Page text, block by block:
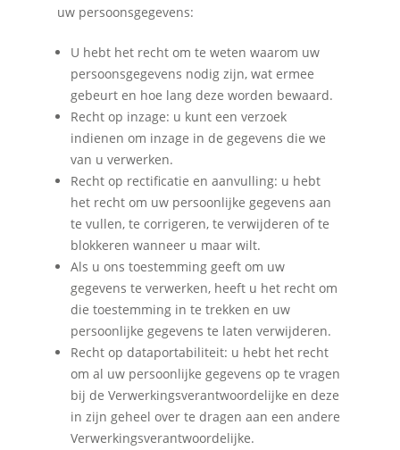
uw persoonsgegevens:
U hebt het recht om te weten waarom uw
persoonsgegevens nodig zijn, wat ermee
gebeurt en hoe lang deze worden bewaard.
Recht op inzage: u kunt een verzoek
indienen om inzage in de gegevens die we
van u verwerken.
Recht op rectificatie en aanvulling: u hebt
het recht om uw persoonlijke gegevens aan
te vullen, te corrigeren, te verwijderen of te
blokkeren wanneer u maar wilt.
Als u ons toestemming geeft om uw
gegevens te verwerken, heeft u het recht om
die toestemming in te trekken en uw
persoonlijke gegevens te laten verwijderen.
Recht op dataportabiliteit: u hebt het recht
om al uw persoonlijke gegevens op te vragen
bij de Verwerkingsverantwoordelijke en deze
in zijn geheel over te dragen aan een andere
Verwerkingsverantwoordelijke.